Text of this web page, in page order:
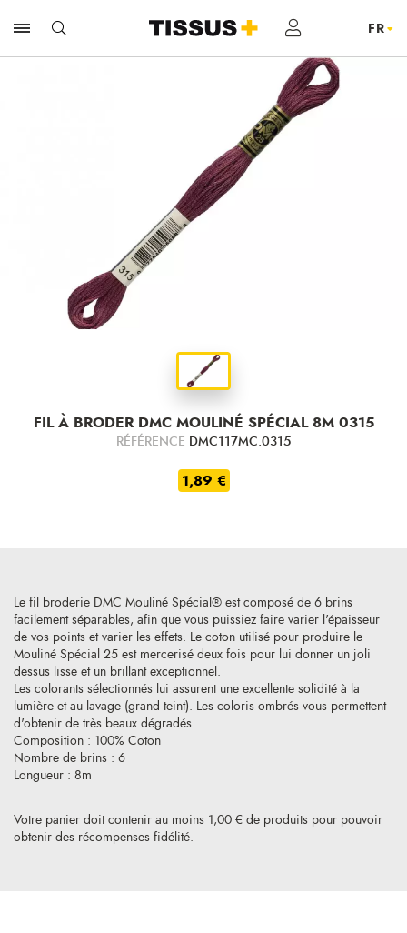
FIL À BRODER DMC MOULINÉ SPÉCIAL 8M 0315
RÉFÉRENCE DMC117MC.0315
1,89 €
Votre panier doit contenir au moins 1,00 € de produits pour pouvoir
obtenir des récompenses fidélité.
Le fil broderie DMC Mouliné Spécial® est composé de 6 brins
facilement séparables, afin que vous puissiez faire varier l'épaisseur
de vos points et varier les effets. Le coton utilisé pour produire le
Mouliné Spécial 25 est mercerisé deux fois pour lui donner un joli
dessus lisse et un brillant exceptionnel.
Les colorants sélectionnés lui assurent une excellente solidité à la
lumière et au lavage (grand teint). Les coloris ombrés vous permettent
d'obtenir de très beaux dégradés.
Composition : 100% Coton
Nombre de brins : 6
Longueur : 8m